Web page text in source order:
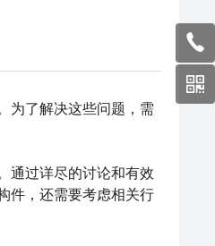
为了解决这些问题，需
通过详尽的讨论和有效
件，还需要考虑相关行